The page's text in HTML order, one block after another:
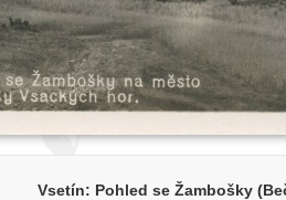
Vsetín: Pohled se Žambošky